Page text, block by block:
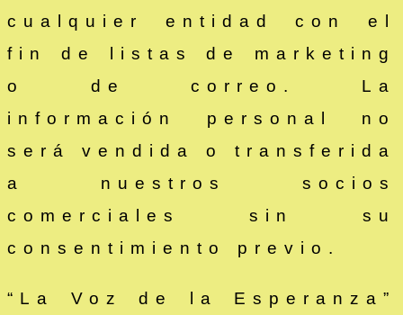
cualquier entidad con el
fin de listas de marketing
o de correo. La
información personal no
será vendida o transferida
a nuestros socios
comerciales sin su
consentimiento previo.
“La Voz de la Esperanza”